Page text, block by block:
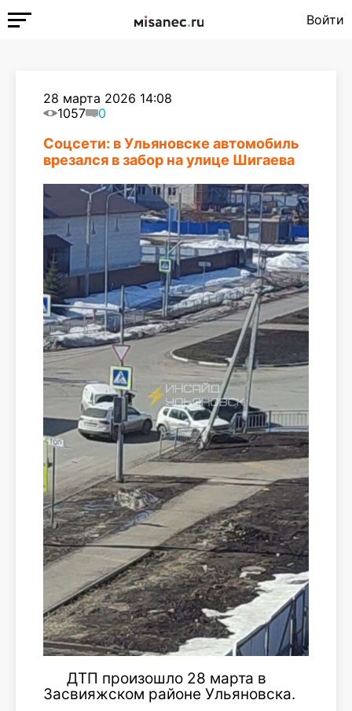
Войти
28 марта 2026 14:08
1057
0
Соцсети: в Ульяновске автомобиль
врезался в забор на улице Шигаева
ДТП произошло 28 марта в
Засвияжском районе Ульяновска.